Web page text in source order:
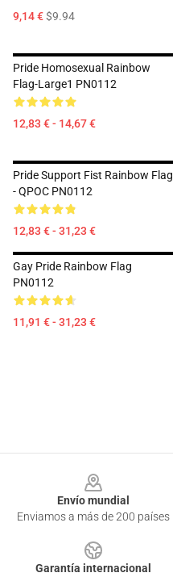
9,14 €$9.94
Pride Homosexual Rainbow
Flag-Large1 PN0112
12,83 € - 14,67 €
Pride Support Fist Rainbow Flag
- QPOC PN0112
12,83 € - 31,23 €
Gay Pride Rainbow Flag
PN0112
11,91 € - 31,23 €
Envío mundial
Enviamos a más de 200 países
Garantía internacional